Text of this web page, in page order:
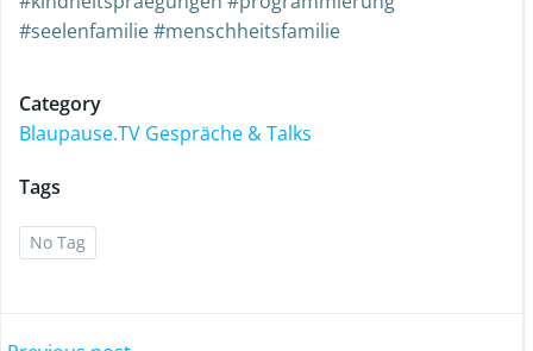
#seelenfamilie #menschheitsfamilie
Category
Blaupause.TV Gespräche & Talks
Tags
No Tag